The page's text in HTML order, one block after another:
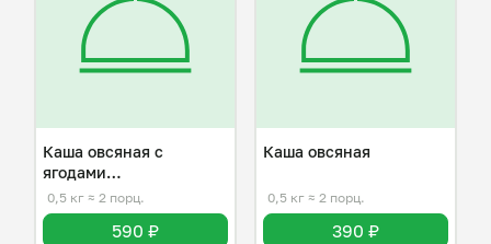
Каша овсяная с
ягодами
(сухафруктами)
0,5 кг ≈ 2 порц.
590 ₽
Каша овсяная
0,5 кг ≈ 2 порц.
390 ₽